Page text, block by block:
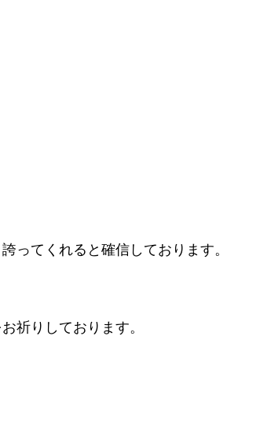
ってくれると確信しております。
祈りしております。